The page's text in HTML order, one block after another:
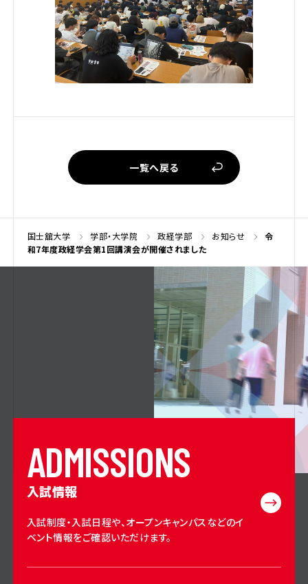
一覧へ戻る
国士舘大学 学部・大学院 政経学部 お知らせ
令
和7年度政経学会第1回講演会が開催されました
ADMISSIONS
入試情報
入試制度・入試日程や、オープンキャンパスなどのイ
ベント情報をご確認いただけます。